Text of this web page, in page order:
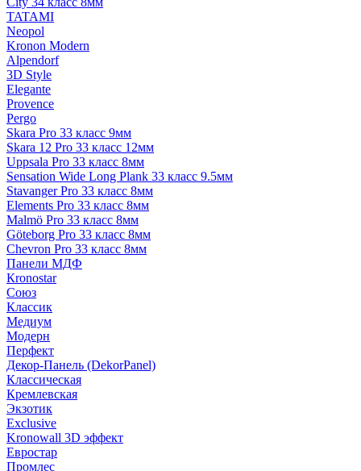
TATAMI
Neopol
Kronon Modern
Alpendorf
3D Style
Elegante
Provence
Pergo
Skara Pro 33 класс 9мм
Skara 12 Pro 33 класс 12мм
Uppsala Pro 33 класс 8мм
Sensation Wide Long Plank 33 класс 9.5мм
Stavanger Pro 33 класс 8мм
Elements Pro 33 класс 8мм
Malmö Pro 33 класс 8мм
Göteborg Pro 33 класс 8мм
Chevron Pro 33 класс 8мм
Панели МДФ
Кronostar
Союз
Классик
Медиум
Модерн
Перфект
Декор-Панель (DekorPanel)
Классическая
Кремлевская
Экзотик
Exclusive
Kronowall 3D эффект
Евростар
Промлес